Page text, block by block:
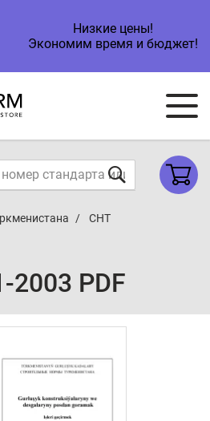
Низкие цены!
Экономим время и бюджет!
СНТ
2003 PDF